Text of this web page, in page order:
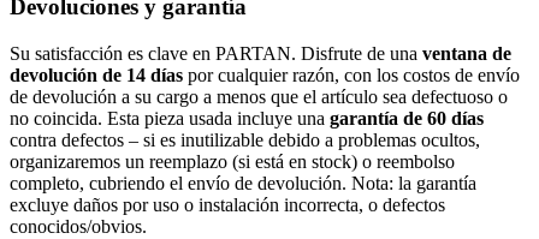
Devoluciones y garantía
Su satisfacción es clave en PARTAN. Disfrute de una ventana de
devolución de 14 días por cualquier razón, con los costos de envío
de devolución a su cargo a menos que el artículo sea defectuoso o
no coincida. Esta pieza usada incluye una garantía de 60 días
contra defectos – si es inutilizable debido a problemas ocultos,
organizaremos un reemplazo (si está en stock) o reembolso
completo, cubriendo el envío de devolución. Nota: la garantía
excluye daños por uso o instalación incorrecta, o defectos
conocidos/obvios.